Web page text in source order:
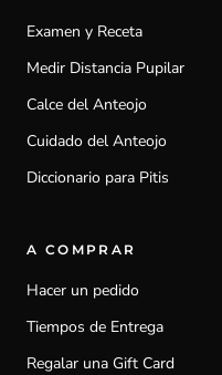
Examen y Receta
Medir Distancia Pupilar
Calce del Anteojo
Cuidado del Anteojo
Diccionario para Pitis
A COMPRAR
Hacer un pedido
Tiempos de Entrega
Regalar una Gift Card